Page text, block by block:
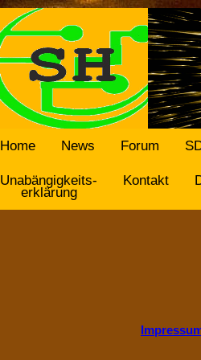
Home News Forum
Unabängigkeits-
erklärung
Kontakt